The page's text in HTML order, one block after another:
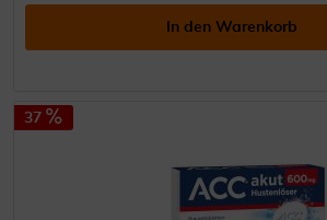
In den Warenkorb
37